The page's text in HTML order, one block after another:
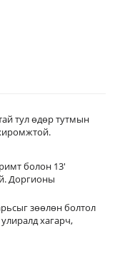
тул өдөр тутмын
13'
Доргионы
болтол
хагарч,